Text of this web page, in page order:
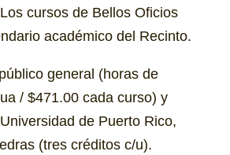
Los cursos de Bellos Oficios
académico del Recinto.
general (horas de
/ $471.00 cada curso) y
de Puerto Rico,
(tres créditos c/u).